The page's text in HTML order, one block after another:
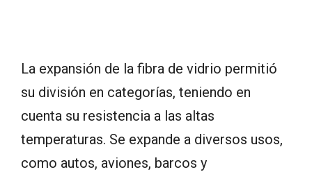
La expansión de la fibra de vidrio permitió
su división en categorías, teniendo en
cuenta su resistencia a las altas
temperaturas. Se expande a diversos usos,
como autos, aviones, barcos y